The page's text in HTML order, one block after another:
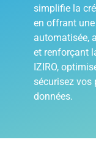
simplifie la
en offrant
automatisée,
et renforçant
IZIRO,
sécurisez vos
données.